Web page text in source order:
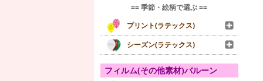
== 季節・絵柄で選ぶ ==
プリント(ラテックス)
シーズン(ラテックス)
フィルム(その他素材)バルーン